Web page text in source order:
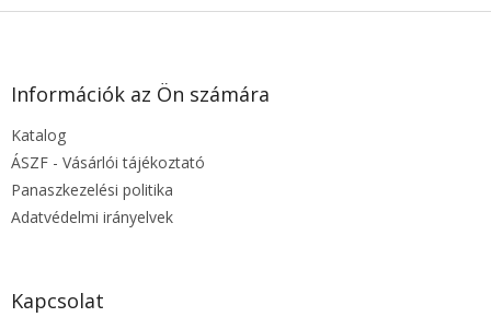
L
Információk az Ön számára
Katalog
ÁSZF - Vásárlói tájékoztató
Panaszkezelési politika
Adatvédelmi irányelvek
Kapcsolat